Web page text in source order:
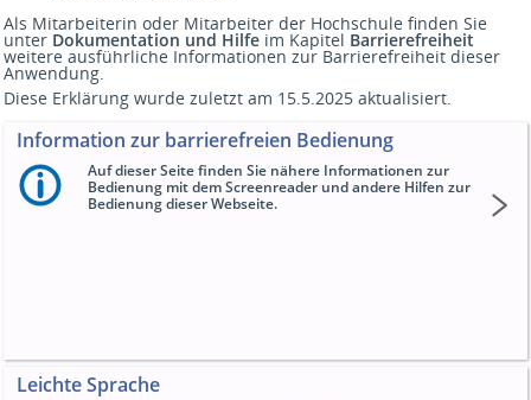
Als Mitarbeiterin oder Mitarbeiter der Hochschule finden Sie
unter Dokumentation und Hilfe im Kapitel Barrierefreiheit
weitere ausführliche Informationen zur Barrierefreiheit dieser
Anwendung.
Diese Erklärung wurde zuletzt am 15.5.2025 aktualisiert.
Information zur barrierefreien Bedienung
Auf dieser Seite finden Sie nähere Informationen zur
Bedienung mit dem Screenreader und andere Hilfen zur
Bedienung dieser Webseite.
Leichte Sprache